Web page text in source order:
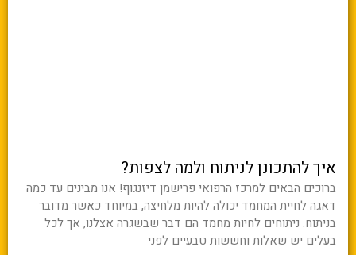
איך להתכונן לניתוח ולמה לצפות?
ברוכים הבאים למרכז הרפואי פרישמן דיזנגוף! אנו מבינים עד כמה
דאגה לחיית המחמד יכולה להיות מלחיצה, במיוחד כאשר מדובר
בניתוח. ניתוחים לחיות מחמד הם דבר שבשגרה אצלנו, אך לכל
בעלים יש שאלות וחששות טבעיים לפני